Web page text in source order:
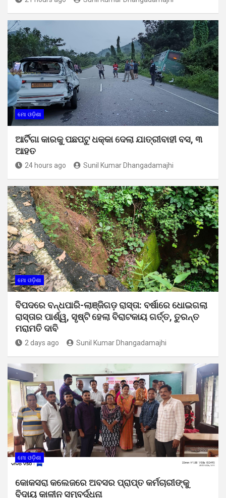
ମୋ ଓଡ଼ିଶା
ଆର୍ଟିଗା କାରକୁ ପଛପଟୁ ଧକ୍କା ଦେଲା ଯାତ୍ରୀବାହୀ ବସ, ୩
ଆହତ
24 hours ago Sunil Kumar Dhangadamajhi
ମୋ ଓଡ଼ିଶା
ବିପଦରେ ବନ୍ଧପାରି-ଲାଞ୍ଜିଗଡ଼ ରାସ୍ତା: ବର୍ଷାରେ ଧୋଇଗଲା
ରାସ୍ତାର ପାର୍ଶ୍ୱ, ସୃଷ୍ଟି ହେଲା ବିରାଟକାୟ ଗର୍ତ୍ତ, ତୁରନ୍ତ
ମରାମତି ଦାବି
2 days ago Sunil Kumar Dhangadamajhi
ମୋ ଓଡ଼ିଶା
କୋକସରା କଲେଜରେ ଅବସର ପ୍ରାପ୍ତ କର୍ମଚାରୀଙ୍କୁ
ବିଦାୟ କାଳୀନ ସମ୍ବର୍ଦ୍ଧନା